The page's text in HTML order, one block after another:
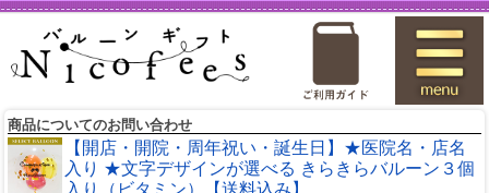
商品についてのお問い合わせ
【開店・開院・周年祝い・誕生日】★医院名・店名
入り ★文字デザインが選べる きらきらバルーン３個
入り（ビタミン）【送料込み】